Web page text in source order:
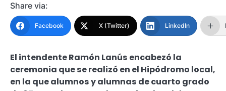
Share via:
Facebook X (Twitter) LinkedIn
El intendente Ramón Lanús encabezó la
ceremonia que se realizó en el Hipódromo local,
en la que alumnos y alumnas de cuarto grado